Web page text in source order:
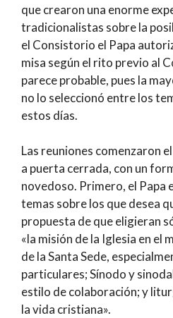
que crearon una enorme
tradicionalistas sobre la
el Consistorio el Papa
misa según el rito previo al
parece probable, pues la
no lo seleccionó entre los
estos días.
Las reuniones comenzaron
a puerta cerrada, con un
novedoso. Primero, el Papa
temas sobre los que desea
propuesta de que eligieran
«la misión de la Iglesia en el
de la Santa Sede,
particulares; Sínodo y
estilo de colaboración; y
la vida cristiana».